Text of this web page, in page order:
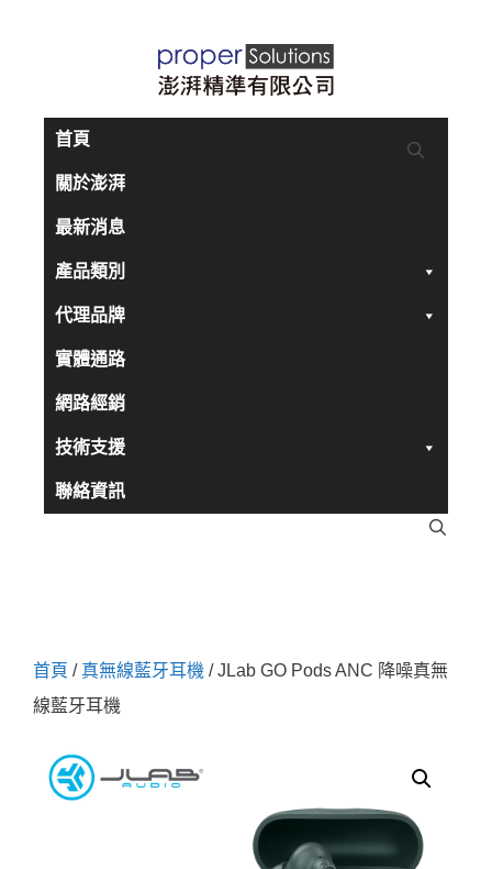
首頁
關於澎湃
最新消息
產品類別
代理品牌
實體通路
網路經銷
技術支援
聯絡資訊
首頁 / 真無線藍牙耳機 / JLab GO Pods ANC 降噪真無
線藍牙耳機